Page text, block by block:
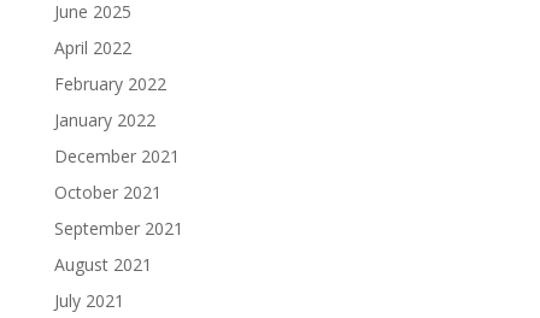
June 2025
April 2022
February 2022
January 2022
December 2021
October 2021
September 2021
August 2021
July 2021